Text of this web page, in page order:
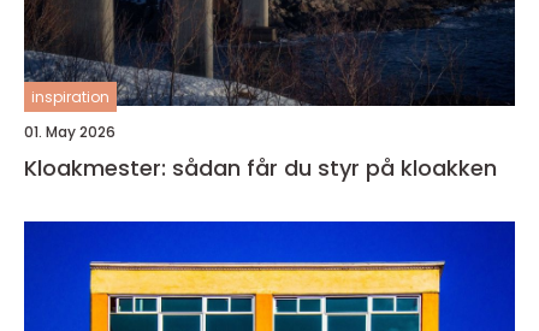
inspiration
01. May 2026
Kloakmester: sådan får du styr på kloakken